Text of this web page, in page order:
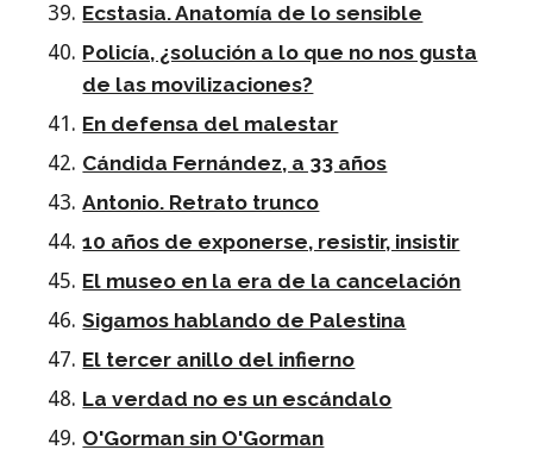
Ecstasia. Anatomía de lo sensible
Policía, ¿solución a lo que no nos gusta
de las movilizaciones?
En defensa del malestar
Cándida Fernández, a 33 años
Antonio. Retrato trunco
10 años de exponerse, resistir, insistir
El museo en la era de la cancelación
Sigamos hablando de Palestina
El tercer anillo del infierno
La verdad no es un escándalo
O'Gorman sin O'Gorman